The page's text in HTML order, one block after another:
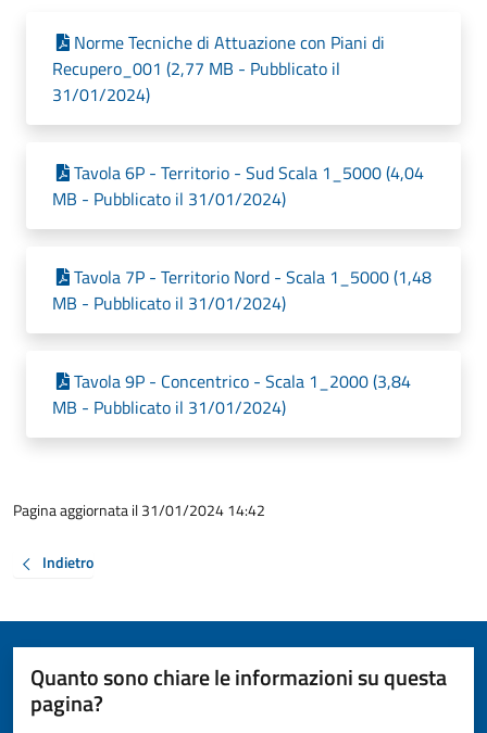
Norme Tecniche di Attuazione con Piani di
Recupero_001 (2,77 MB - Pubblicato il
31/01/2024)
Tavola 6P - Territorio - Sud Scala 1_5000 (4,04
MB - Pubblicato il 31/01/2024)
Tavola 7P - Territorio Nord - Scala 1_5000 (1,48
MB - Pubblicato il 31/01/2024)
Tavola 9P - Concentrico - Scala 1_2000 (3,84
MB - Pubblicato il 31/01/2024)
Pagina aggiornata il 31/01/2024 14:42
Indietro
Quanto sono chiare le informazioni su questa
pagina?